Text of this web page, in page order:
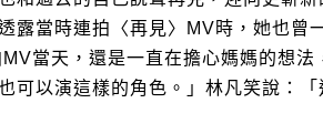
露當時連拍〈再見〉
MV時，她也曾
MV當天， 還是一直在擔心媽媽的想法
可以演這樣的角色。」林凡笑說：